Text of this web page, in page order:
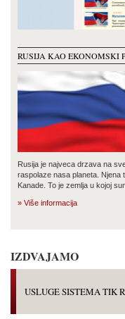
RUSIJA KAO EKONOMSKI
Rusija je najveca drzava na
raspolaze nasa planeta. Njena
Kanade. To je zemlja u kojoj
» Više informacija
IZDVAJAMO
USLUGE SISTEMA TIK